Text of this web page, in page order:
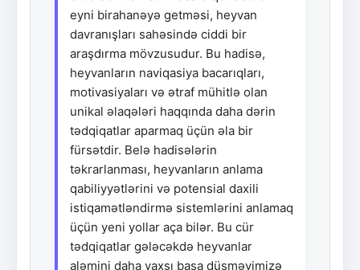
eyni birahanəyə getməsi, heyvan
davranışları sahəsində ciddi bir
araşdırma mövzusudur. Bu hadisə,
heyvanların naviqasiya bacarıqları,
motivasiyaları və ətraf mühitlə olan
unikal əlaqələri haqqında daha dərin
tədqiqatlar aparmaq üçün əla bir
fürsətdir. Belə hadisələrin
təkrarlanması, heyvanların anlama
qabiliyyətlərini və potensial daxili
istiqamətləndirmə sistemlərini anlamaq
üçün yeni yollar aça bilər. Bu cür
tədqiqatlar gələcəkdə heyvanlar
aləmini daha yaxşı başa düşməyimizə